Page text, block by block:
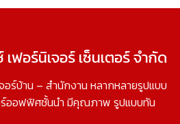
ฟอร์นิเจอร์ เซ็นเตอร์ จำกัด
อร์บ้าน – สำนักงาน หลากหลายรูปแบบ
ร์ออฟฟิศชั้นนำ มีคุณภาพ รูปแบบทัน